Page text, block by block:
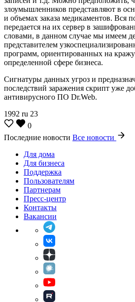
злоумышленников представляют в
и объемах заказа медикаментов. Вся
передается на их сервер в
словами, в данном случае мы имеем
представителем
программ, ориентированных на
определенной сфере бизнеса.
Сигнатуры данных угроз и
последствий заражения скрипт уже
антивирусного ПО Dr.Web.
1992 ru 23
0
Последние новости Все новости
Для дома
Для бизнеса
Поддержка
Пользователям
Партнерам
Пресс-центр
Контакты
Вакансии